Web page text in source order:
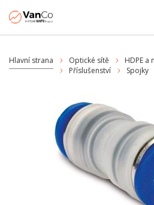
Hlavní strana Optické sítě
HDPE
Příslušenství
Spojky